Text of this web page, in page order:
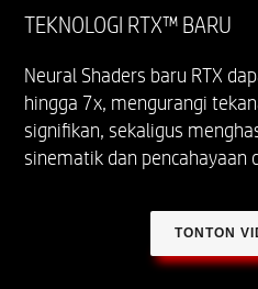
TEKNOLOGI RTX™ BARU
Neural Shaders baru RTX
hingga 7x, mengurangi
signifikan, sekaligus
sinematik dan pencahayaan
TONTON